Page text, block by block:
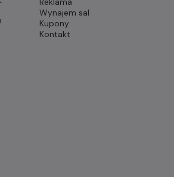
Wynajem sal
Kupony
Kontakt